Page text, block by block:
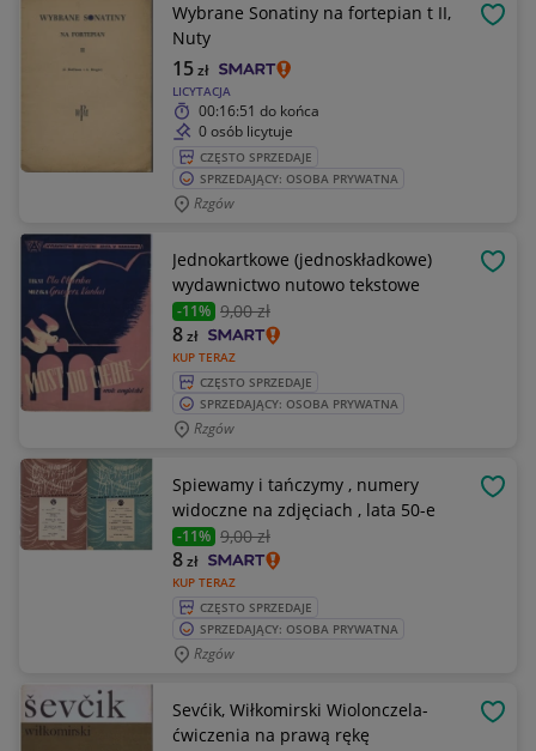
Wybrane Sonatiny na fortepian t II,
Nuty
LICYTACJA
15zł
00:16:51 do końca
0 osób licytuje
CZĘSTO SPRZEDAJE
SPRZEDAJĄCY: OSOBA PRYWATNA
Rzgów
Jednokartkowe (jednoskładkowe)
wydawnictwo nutowo tekstowe
-11% 9,00 zł
KUP TERAZ
8zł
CZĘSTO SPRZEDAJE
SPRZEDAJĄCY: OSOBA PRYWATNA
Rzgów
Spiewamy i tańczymy , numery
widoczne na zdjęciach , lata 50-e
-11% 9,00 zł
KUP TERAZ
8zł
CZĘSTO SPRZEDAJE
SPRZEDAJĄCY: OSOBA PRYWATNA
Rzgów
Sevćik, Wiłkomirski Wiolonczela-
ćwiczenia na prawą rękę